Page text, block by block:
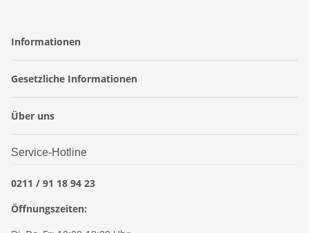
Informationen
Gesetzliche Informationen
Über uns
Service-Hotline
0211 / 91 18 94 23
Öffnungszeiten: